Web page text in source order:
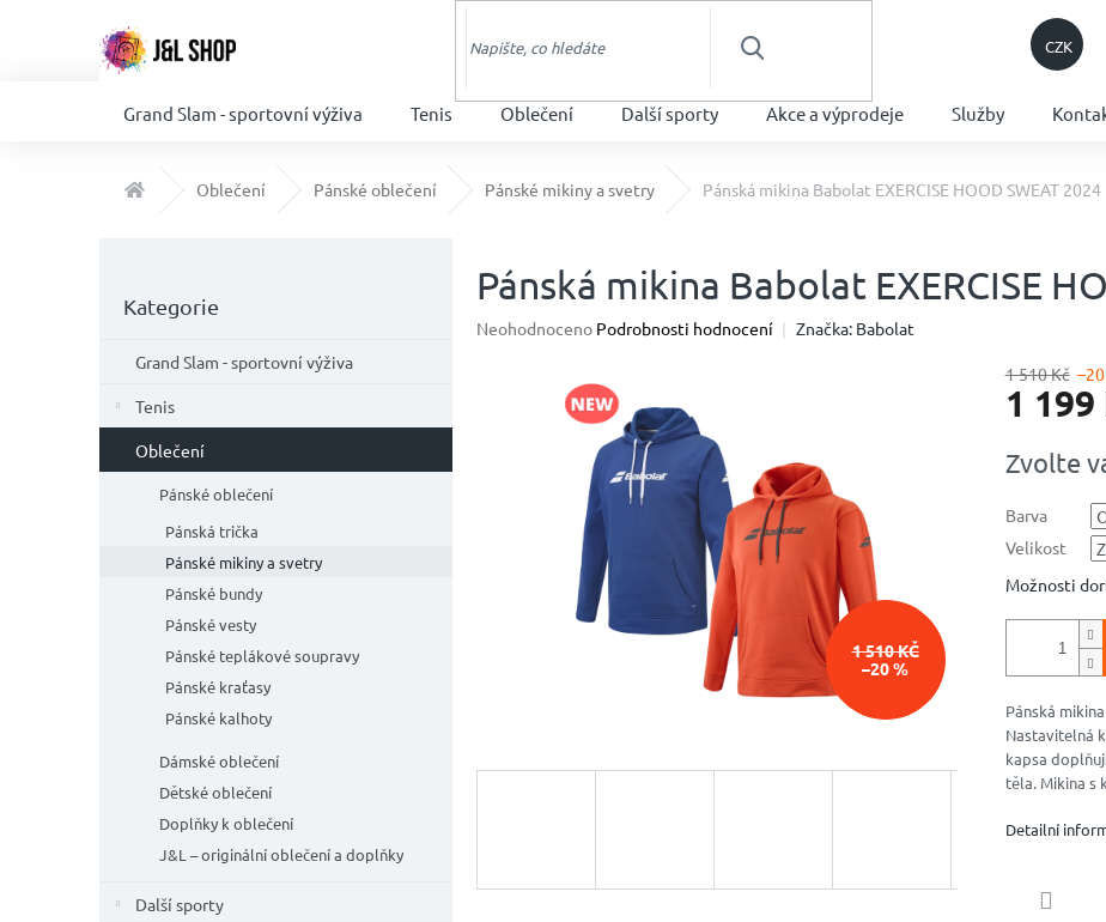
CZK
HLEDAT
Grand Slam - sportovní výživa Tenis Oblečení Další sporty Akce a výprodeje Služby
Domů Oblečení Pánské oblečení Pánské mikiny a svetry Pánská mikina Babolat EXERCISE HOOD SWEAT 2024
n
kategorie
Kategorie
Grand Slam - sportovní výživa
Tenis
Oblečení
Pánské oblečení
Pánská trička
Pánské mikiny a svetry
Pánské bundy
Pánské vesty
Pánské teplákové soupravy
Pánské kraťasy
Pánské kalhoty
Dámské oblečení
Dětské oblečení
Doplňky k oblečení
J&L – originální oblečení a doplňky
Další sporty
Pánská mikina Babolat EXERCISE
Průměrné
Neohodnoceno Podrobnosti hodnocení Značka: Babolat
1 510 KČ
–20 %
1 510 Kč
1 199
cena:
Zvolte
Barva
Velikost
Možnosti
Pánská
Nastavitelná
kapsa
těla. Mikina s
Detailní